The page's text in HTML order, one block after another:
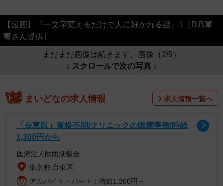
【漫画】『一文字変えるだけで人に好かれる話』1（B.B軍
曹さん提供）
まだまだ画像は続きます。画像（2/9）
↓ スクロールで次の写真 ↓
まいどなの求人情報 求人情報一覧へ
「台東区」資格不問/クリニックの医療事務/時給
1,300円から
医療法人財団湖聖会
東京都 台東区
アルバイト・パート：時給1,300円～